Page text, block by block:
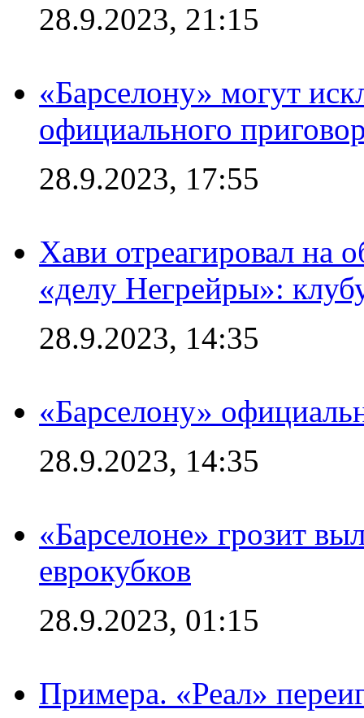
28.9.2023, 21:15
«Барселону» могут
официального
28.9.2023, 17:55
Хави отреагировал на
«делу Негрейры»:
28.9.2023, 14:35
«Барселону»
28.9.2023, 14:35
«Барселоне» грозит
еврокубков
28.9.2023, 01:15
Примера. «Реал»